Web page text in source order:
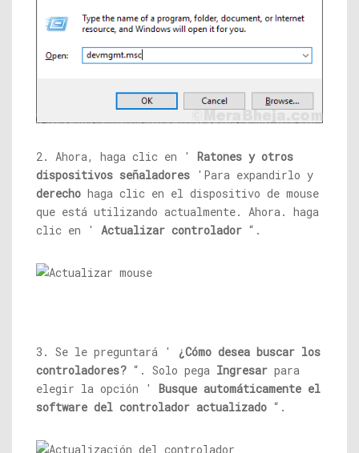
2. Ahora, haga clic en ' Ratones y otros
dispositivos señaladores 'Para expandirlo y
derecho haga clic en el dispositivo de mouse
que está utilizando actualmente. Ahora. haga
clic en ' Actualizar controlador “.
3. Se le preguntará ' ¿Cómo desea buscar los
controladores? “. Solo pega Ingresar para
elegir la opción ' Busque automáticamente el
software del controlador actualizado “.